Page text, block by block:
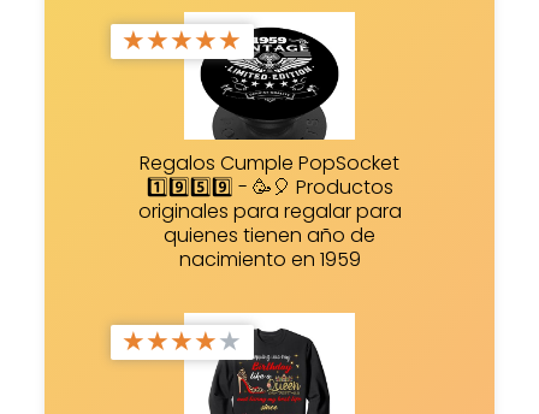
★★★★★
Regalos Cumple PopSocket
1️⃣9️⃣5️⃣9️⃣ - 🥳🎈 Productos
originales para regalar para
quienes tienen año de
nacimiento en 1959
★★★★★